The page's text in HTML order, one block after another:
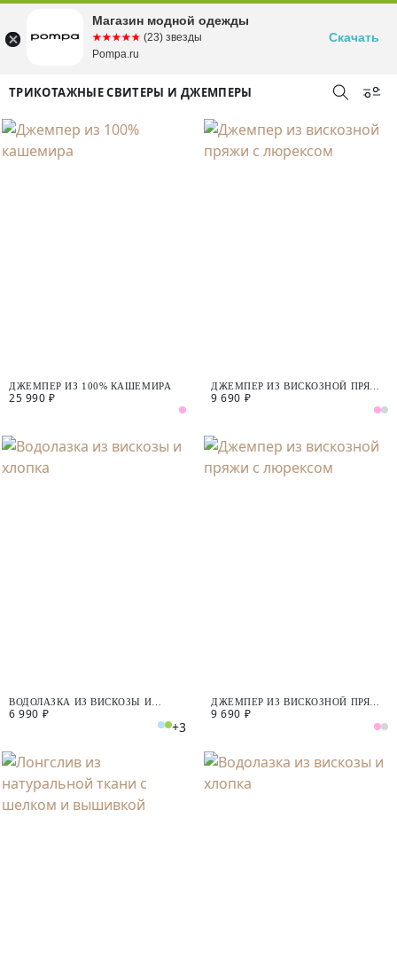
ТРИКОТАЖНЫЕ СВИТЕРЫ И ДЖЕМПЕРЫ
ДЖЕМПЕР ИЗ 100% КАШЕМИРА
25 990 ₽
ДЖЕМПЕР ИЗ ВИСКОЗНОЙ ПРЯЖИ
С ЛЮРЕКСОМ
9 690 ₽
ВОДОЛАЗКА ИЗ ВИСКОЗЫ И
ХЛОПКА
6 990 ₽
+3
ДЖЕМПЕР ИЗ ВИСКОЗНОЙ ПРЯЖИ
С ЛЮРЕКСОМ
9 690 ₽
Магазин модной одежды
☆☆☆☆☆
★★★★★ (23) звезды
Pompa.ru
Скачать